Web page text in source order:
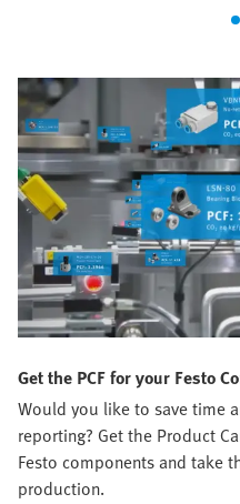
Get the PCF for your Festo
Would you like to save time
reporting? Get the Product
Festo components and take
production.​